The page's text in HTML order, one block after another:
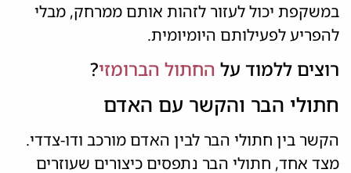
במשקפת יכול לעזור לזהות אותם ממרחק, מבלי
להפריע לפעילותם היומיומית.
רוצים ללמוד על החתול הברומזי?
חתולי הבר והקשר עם האדם
הקשר בין חתולי הבר לבין האדם מורכב ודו-צדדי.
מצד אחד, חתולי הבר נתפסים כיצורים שעוזרים